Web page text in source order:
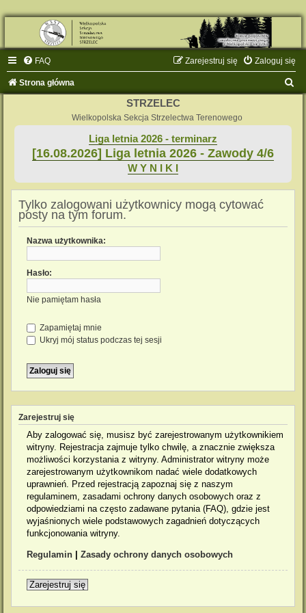
FAQ Zaloguj się
Zarejestruj się
Strona główna
STRZELEC
Wielkopolska Sekcja Strzelectwa Terenowego
Liga letnia 2026 - terminarz
[16.08.2026] Liga letnia 2026 - Zawody 4/6
W Y N I K I
Tylko zalogowani użytkownicy mogą cytować
posty na tym forum.
Nazwa użytkownika:
Hasło:
Nie pamiętam hasła
Zapamiętaj mnie
Ukryj mój status podczas tej sesji
Zarejestruj się
Aby zalogować się, musisz być zarejestrowanym użytkownikiem
witryny. Rejestracja zajmuje tylko chwilę, a znacznie zwiększa
możliwości korzystania z witryny. Administrator witryny może
zarejestrowanym użytkownikom nadać wiele dodatkowych
uprawnień. Przed rejestracją zapoznaj się z naszym
regulaminem, zasadami ochrony danych osobowych oraz z
odpowiedziami na często zadawane pytania (FAQ), gdzie jest
wyjaśnionych wiele podstawowych zagadnień dotyczących
funkcjonowania witryny.
Regulamin Zasady ochrony danych osobowych
Zarejestruj się